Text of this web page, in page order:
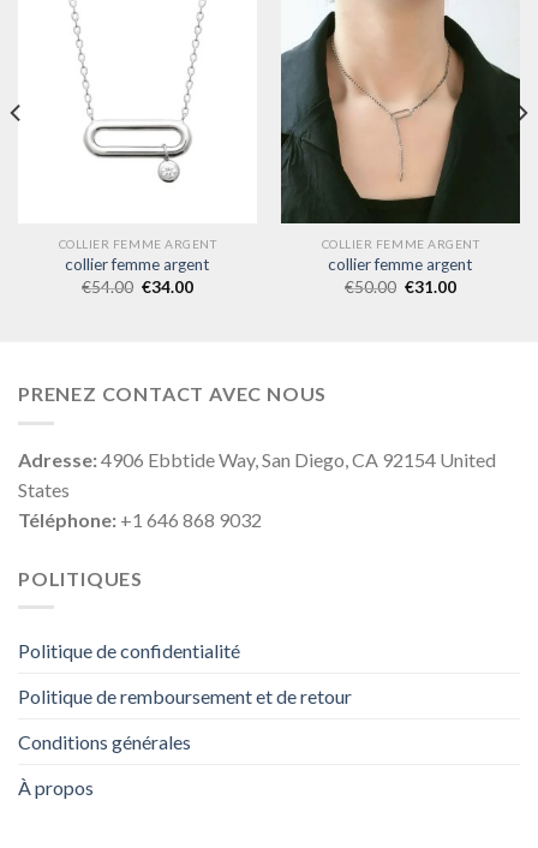
COLLIER FEMME ARGENT
collier femme argent
€54.00 €34.00
COLLIER FEMME ARGENT
collier femme argent
€50.00 €31.00
PRENEZ CONTACT AVEC NOUS
Adresse:4906 Ebbtide Way, San Diego, CA 92154 United
States
Téléphone: +1 646 868 9032
POLITIQUES
Politique de confidentialité
Politique de remboursement et de retour
Conditions générales
À propos